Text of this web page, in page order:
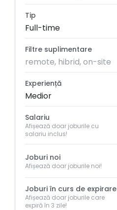
Tip
Full-time
Filtre suplimentare
remote, hibrid, on-site
Experiență
Medior
Salariu
Afișează doar joburile cu
salariu inclus!
Joburi noi
Afișează doar joburile noi!
Joburi în curs de expirare
Afișează doar joburile care
expiră în 3 zile!